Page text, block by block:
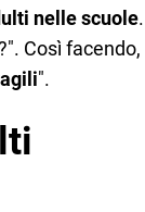
nelle scuole.
Così facendo,
".